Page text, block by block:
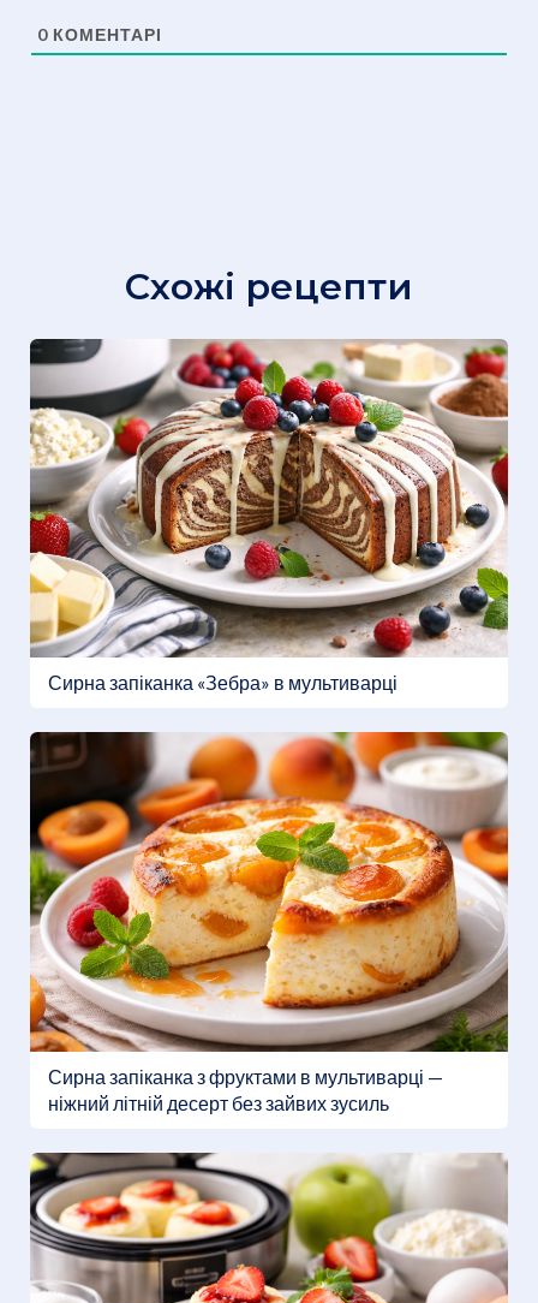
0 КОМЕНТАРІ
Схожі рецепти
Сирна запіканка «Зебра» в мультиварці
Сирна запіканка з фруктами в мультиварці —
ніжний літній десерт без зайвих зусиль